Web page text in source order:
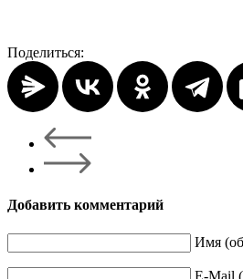
Поделиться:
Добавить комментарий
Имя
E-Mail